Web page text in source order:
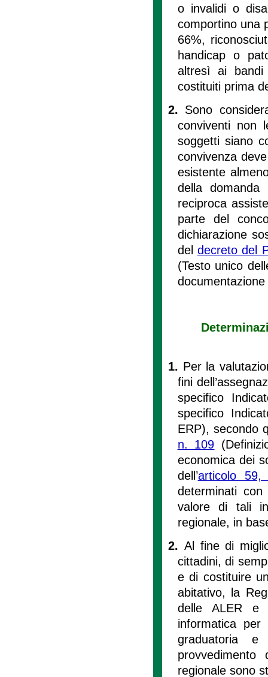
o invalidi o
comportino una
66%,
handicap o
altresì ai bandi
costituiti prima
2. Sono
conviventi non
soggetti siano
convivenza
esistente
della
reciproca
parte del
dichiarazione
del decreto del
(Testo unico
1. Per la
fini
specifico
specifico
ERP), secondo
n. 109
economica dei
dell’articolo
determinati
valore di tali
regionale, in
2. Al fine di
cittadini, di
e di costituire
abitativo, la
delle ALER e
informatica
graduatoria e
provvedimento
regionale sono